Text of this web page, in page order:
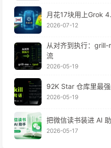
月花17块用上Grok
2026-07-12
从对齐到执行：
流
2026-05-19
92K Star 仓库里最
2026-05-19
把微信读书装进 AI
2026-05-17